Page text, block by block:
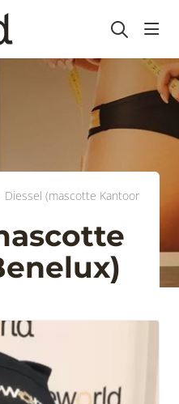
Diessel (mascotte Kantoor